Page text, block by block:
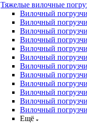
Тяжелые вилочные
Вилочный
Вилочный
Вилочный
Вилочный
Вилочный
Вилочный
Вилочный
Вилочный
Вилочный
Вилочный
Вилочный
Вилочный
Ещё